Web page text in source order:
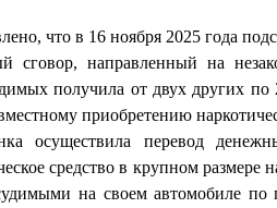
что в 16 ноября 2025 года
сговор, направленный на
получила от двух других
приобретению
осуществила перевод
средство в крупном
на своем автомобиле